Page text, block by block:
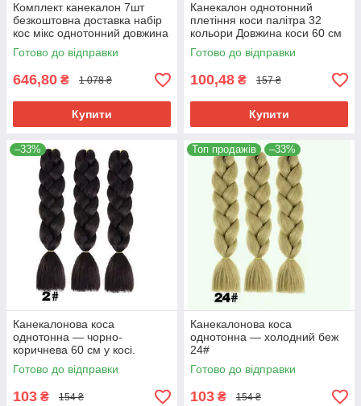
Комплект канекалон 7шт
безкоштовна доставка набір
кос мікс однотонний довжина
кісок 60см термостійкий
Готово до відправки
646,80 ₴ 1 078 ₴
Купити
Канекалон однотонний
плетіння коси палітра 32
кольори Довжина коси 60 см
Термостійкий.
Готово до відправки
100,48 ₴ 157 ₴
Купити
–33%
Канекалонова коса
однотонна — чорно-
коричнева 60 см у косі.
Термостійкий. 2#
Готово до відправки
103 ₴ 154 ₴
Топ продажів –33%
Канекалонова коса
однотонна — холодний беж
24#
Готово до відправки
103 ₴ 154 ₴